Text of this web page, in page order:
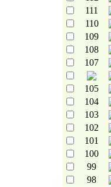
111
110
109
108
107
105
104
103
102
101
100
99
98